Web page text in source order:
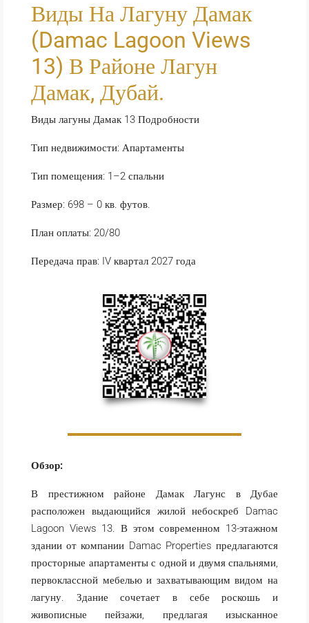
Виды На Лагуну Дамак
(Damac Lagoon Views
13) В Районе Лагун
Дамак, Дубай.
Виды лагуны Дамак 13 Подробности
Тип недвижимости: Апартаменты
Тип помещения: 1–2 спальни
Размер: 698 – 0 кв. футов.
План оплаты: 20/80
Передача прав: IV квартал 2027 года
Обзор:
В престижном районе Дамак Лагунс в Дубае
расположен выдающийся жилой небоскреб Damac
Lagoon Views 13. В этом современном 13-этажном
здании от компании Damac Properties предлагаются
просторные апартаменты с одной и двумя спальнями,
первоклассной мебелью и захватывающим видом на
лагуну. Здание сочетает в себе роскошь и
живописные пейзажи, предлагая изысканное